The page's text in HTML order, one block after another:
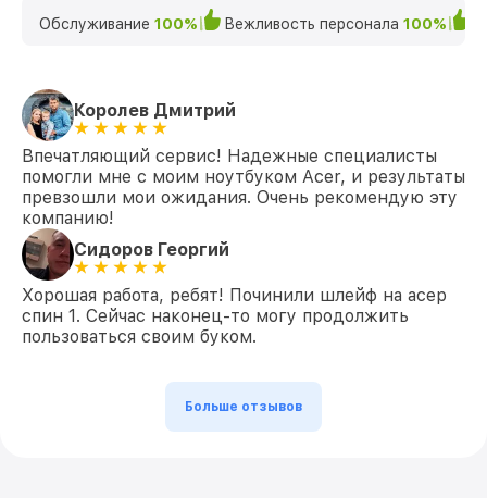
Обслуживание 100% Вежливость персонала 100%
Королев Дмитрий
Впечатляющий сервис! Надежные специалисты
помогли мне с моим ноутбуком Acer, и результаты
превзошли мои ожидания. Очень рекомендую эту
компанию!
Сидоров Георгий
Хорошая работа, ребят! Починили шлейф на асер
спин 1. Сейчас наконец-то могу продолжить
пользоваться своим буком.
Больше отзывов